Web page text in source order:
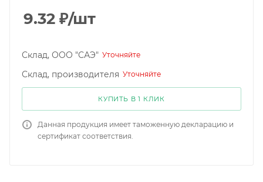
9.32 ₽/шт
Склад, ООО "САЭ" Уточняйте
Склад, производителя Уточняйте
КУПИТЬ В 1 КЛИК
Данная продукция имеет таможенную декларацию и
сертификат соответствия.